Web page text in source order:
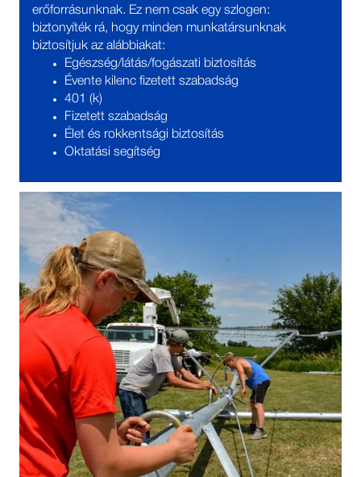
erőforrásunknak. Ez nem csak egy szlogen:
biztonyíték rá, hogy minden munkatársunknak
biztosítjuk az alábbiakat:
Egészség/látás/fogászati biztosítás
Évente kilenc fizetett szabadság
401 (k)
Fizetett szabadság
Élet és rokkentsági biztosítás
Oktatási segítség